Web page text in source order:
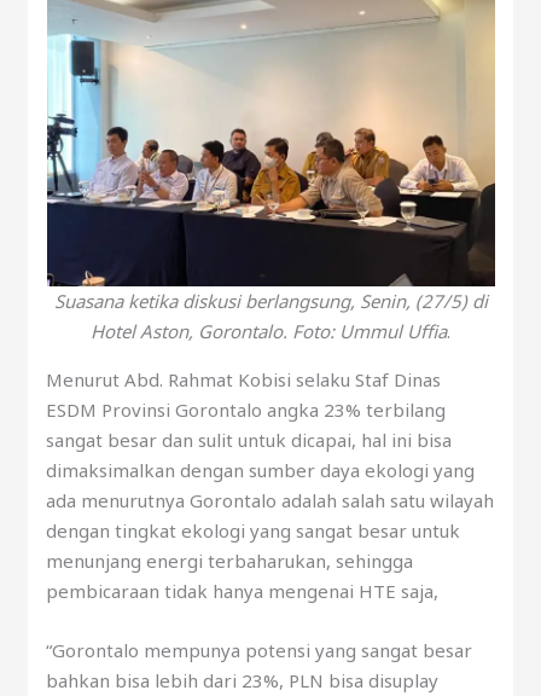
Suasana ketika diskusi berlangsung, Senin, (27/5) di
Hotel Aston, Gorontalo. Foto: Ummul Uffia.
Menurut Abd. Rahmat Kobisi selaku Staf Dinas
ESDM Provinsi Gorontalo angka 23% terbilang
sangat besar dan sulit untuk dicapai, hal ini bisa
dimaksimalkan dengan sumber daya ekologi yang
ada menurutnya Gorontalo adalah salah satu wilayah
dengan tingkat ekologi yang sangat besar untuk
menunjang energi terbaharukan, sehingga
pembicaraan tidak hanya mengenai HTE saja,
“Gorontalo mempunya potensi yang sangat besar
bahkan bisa lebih dari 23%, PLN bisa disuplay